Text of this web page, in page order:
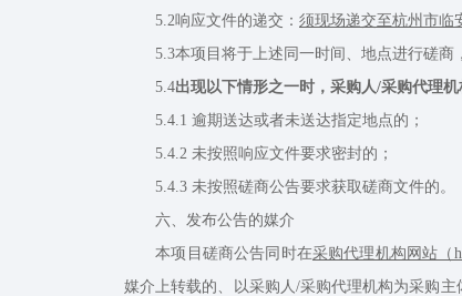
5.2响应文件的递交： 须现场递交至杭州市临
5.3本项目将于上述同一时间、地点进行磋商
5.4出现以下情形之一时，采购人/采购代理机
5.4.1 逾期送达或者未送达指定地点的；
5.4.2 未按照响应文件要求密封的；
5.4.3 未按照磋商公告要求获取磋商文件的。
六、发布公告的媒介
本项目磋商公告同时在采购代理机构网站（
媒介上转载的、以采购人/采购代理机构为采购